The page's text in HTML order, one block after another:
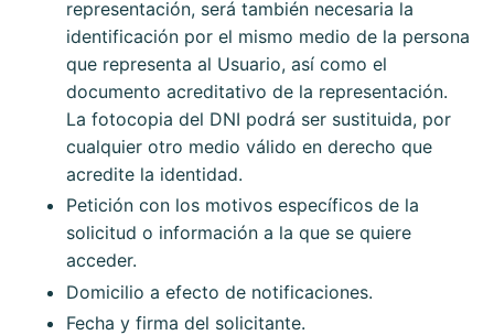
representación, será también necesaria la
identificación por el mismo medio de la persona
que representa al Usuario, así como el
documento acreditativo de la representación.
La fotocopia del DNI podrá ser sustituida, por
cualquier otro medio válido en derecho que
acredite la identidad.
Petición con los motivos específicos de la
solicitud o información a la que se quiere
acceder.
Domicilio a efecto de notificaciones.
Fecha y firma del solicitante.